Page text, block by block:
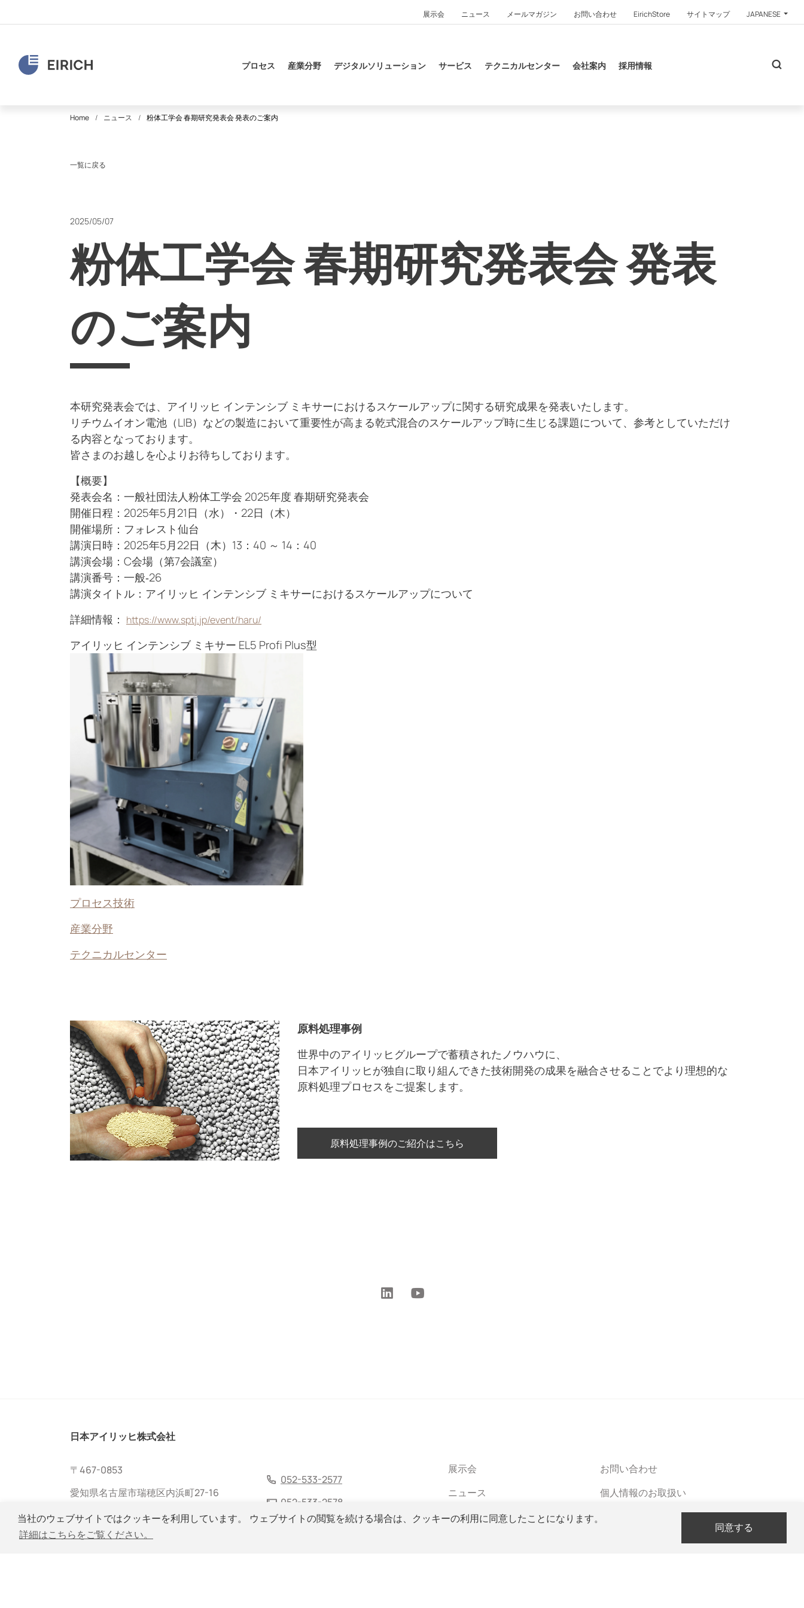
当社のウェブサイトではクッキーを利用しています。 ウェブサイトの閲覧を続ける場合は、クッキーの利用に同意したことになります。
詳細はこちらをご覧ください。
同意する
展示会 ニュース メールマガジン お問い合わせ EirichStore サイトマップ JAPANESE
プロセス 産業分野 デジタルソリューション サービス テクニカルセンター 会社案内 採用情報
Home ニュース 粉体工学会 春期研究発表会 発表のご案内
一覧に戻る
2025/05/07
粉体工学会 春期研究発表会 発表
のご案内
本研究発表会では、アイリッヒ インテンシブ ミキサーにおけるスケールアップに関する研究成果を発表いたします。
リチウムイオン電池（LIB）などの製造において重要性が高まる乾式混合のスケールアップ時に生じる課題について、参考としていただけ
る内容となっております。
皆さまのお越しを心よりお待ちしております。
【概要】
発表会名：一般社団法人粉体工学会 2025年度 春期研究発表会
開催日程：2025年5月21日（水）・22日（木）
開催場所：フォレスト仙台
講演日時：2025年5月22日（木）13：40 ～ 14：40
講演会場：C会場（第7会議室）
講演番号：一般‐26
講演タイトル：アイリッヒ インテンシブ ミキサーにおけるスケールアップについて
詳細情報： https://www.sptj.jp/event/haru/
アイリッヒ インテンシブ ミキサー EL5 Profi Plus型
プロセス技術
産業分野
テクニカルセンター
原料処理事例
世界中のアイリッヒグループで蓄積されたノウハウに、
日本アイリッヒが独自に取り組んできた技術開発の成果を融合させることでより理想的な
原料処理プロセスをご提案します。
原料処理事例のご紹介はこちら
日本アイリッヒ株式会社
〒467-0853
愛知県名古屋市瑞穂区内浜町27-16
052-533-2577
052-533-2578
展示会
ニュース
メールマガジン
お問い合わせ
個人情報のお取扱い
ソーシャルメディアポリシー